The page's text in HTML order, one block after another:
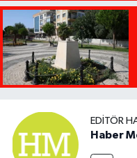
EDITÖR
Haber